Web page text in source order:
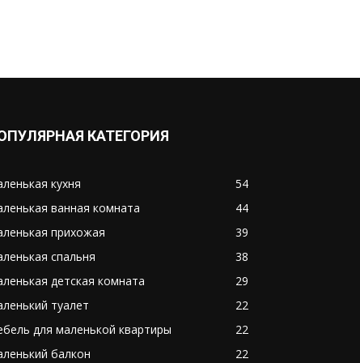
КАТЕГОРИЯ
кухня
54
ванная комната
44
прихожая
39
спальня
38
детская комната
29
туалет
22
для маленькой квартиры
22
балкон
22